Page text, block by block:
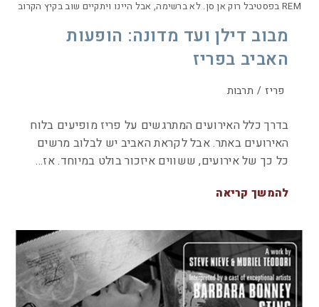
REM בפסטיבל רוק אן סן. לא ברשימה, אבל היינו ויתקיים שוב בקיץ הקרוב
מבוב דילן ועד מדונה: הופעות
האביב בפריז
פריז / תרבות
בדרך כלל האירועים המתרגשים על פריז מופיעים בלוח
האירועים באתר. אבל לקראת האביב יש לבלוב מרשים
כל כך של אירועים, ששווים איזכור בולט במיוחד. אז…
להמשך קריאה